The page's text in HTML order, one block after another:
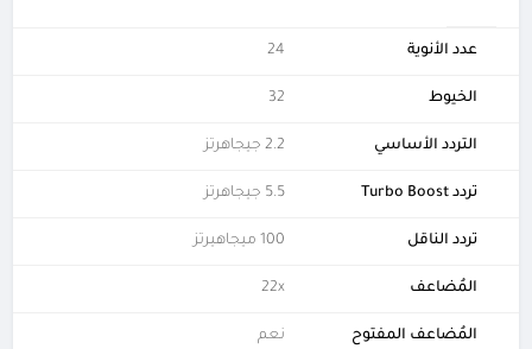
عدد الأنوية 24
الخيوط 32
التردد الأساسي 2.2 جيجاهرتز
تردد Turbo Boost 5.5 جيجاهرتز
تردد الناقل 100 ميجاهيرتز
المُضاعف 22x
المُضاعف المفتوح نعم